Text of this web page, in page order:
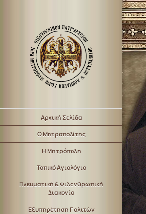
Αρχική Σελίδα
Ο Μητροπολίτης
Η Μητρόπολη
Τοπικό Αγιολόγιο
Πνευματική & Φιλανθρωπική
Διακονία
Εξυπηρέτηση Πολιτών